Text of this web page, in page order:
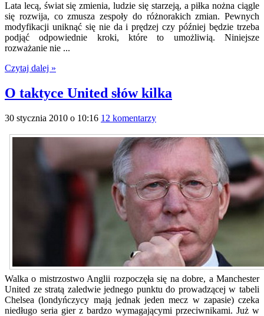
Lata lecą, świat się zmienia, ludzie się starzeją, a piłka nożna ciągle
się rozwija, co zmusza zespoły do różnorakich zmian. Pewnych
modyfikacji uniknąć się nie da i prędzej czy później będzie trzeba
podjąć odpowiednie kroki, które to umożliwią. Niniejsze
rozważanie nie ...
Czytaj dalej »
O taktyce United słów kilka
30 stycznia 2010 o 10:16 12 komentarzy
Walka o mistrzostwo Anglii rozpoczęła się na dobre, a Manchester
United ze stratą zaledwie jednego punktu do prowadzącej w tabeli
Chelsea (londyńczycy mają jednak jeden mecz w zapasie) czeka
niedługo seria gier z bardzo wymagającymi przeciwnikami. Już w